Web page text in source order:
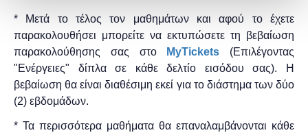
* Μετά το τέλος τον μαθημάτων και αφού το έχετε
παρακολουθήσει μπορείτε να εκτυπώσετε τη βεβαίωση
παρακολούθησης ​σας στο
MyTickets (Επιλέγοντας
"Ενέργειες" δίπλα σε κάθε δελτίο εισόδου σας). Η
βεβαίωση θα είναι διαθέσιμη εκεί για το διάστημα των δύο
(2) εβδομάδων.
* Τα περισσότερα μαθήματα θα επαναλαμβάνονται κάθε